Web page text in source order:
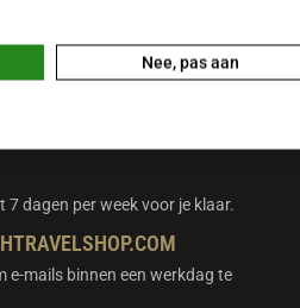
7 dagen per week voor je klaar.
e-mails binnen een werkdag te
Nee, pas aan